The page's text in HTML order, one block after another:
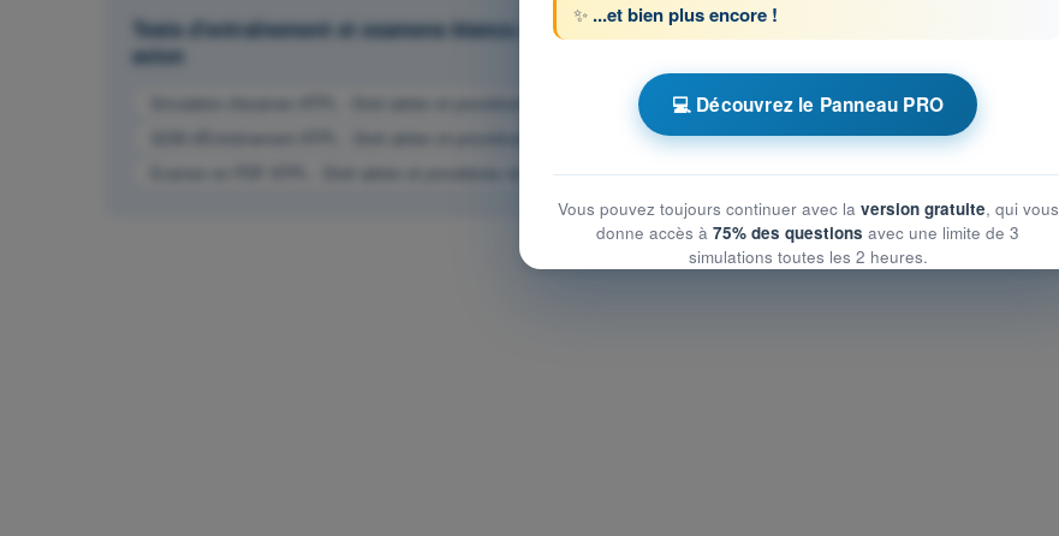
Tests d'entraînement et examens blancs chronométrés ATPL - Licence de pilote de ligne
avion
Simulation d'examen ATPL - Droit aérien et procédures du contrôle de la circulation aérienne
QCM d'Entraînement ATPL - Droit aérien et procédures du contrôle de la circulation aérienne
Examen en PDF ATPL - Droit aérien et procédures du contrôle de la circulation aérienne
✨ ...et bien plus encore !
💻 Découvrez le Panneau PRO
Vous pouvez toujours continuer avec la version gratuite, qui vous
donne accès à 75% des questions avec une limite de 3
simulations toutes les 2 heures.